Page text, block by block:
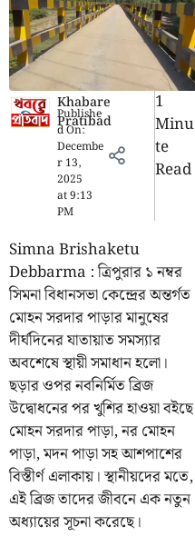
Khabare
Pratibad
Publishe
d On:
Decembe
r 13,
2025
at9:13
PM
1
Minu
Te
Read
Simna Brishaketu
Debbarma : ত্রিপুরার ১ নম্বর
সিমনা বিধানসভা কেন্দ্রের অন্তর্গত
মোহন সরদার পাড়ার মানুষের
দীর্ঘদিনের যাতায়াত সমস্যার
অবশেষে স্থায়ী সমাধান হলো।
ছড়ার ওপর নবনির্মিত ব্রিজ
উদ্বোধনের পর খুশির হাওয়া বইছে
মোহন সরদার পাড়া, নর মোহন
পাড়া, মদন পাড়া সহ আশপাশের
বিস্তীর্ণ এলাকায়। স্থানীয়দের মতে,
এই ব্রিজ তাদের জীবনে এক নতুন
অধ্যায়ের সূচনা করেছে।